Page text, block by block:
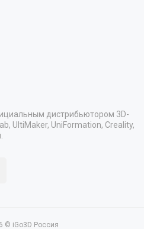
дистрибьютором 3D-
UltiMaker, UniFormation, Creality,
© iGo3D Россия